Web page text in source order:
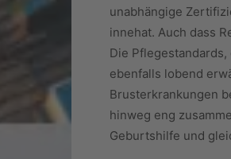
unabhängige
innehat. Auch dass
Die
ebenfalls lobend
Brusterkrankungen
hinweg eng
Geburtshilfe und